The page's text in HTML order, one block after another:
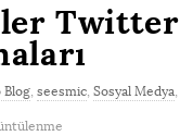
Twitter
Blog, seesmic, Sosyal Medya,